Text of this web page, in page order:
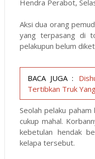
Hendra Perabot,
Aksi dua orang
yang terpasang di
pelakupun belum
BACA JUGA :
Tertibkan Truk
Seolah pelaku
cukup mahal.
kebetulan hendak
kelapa tersebut.